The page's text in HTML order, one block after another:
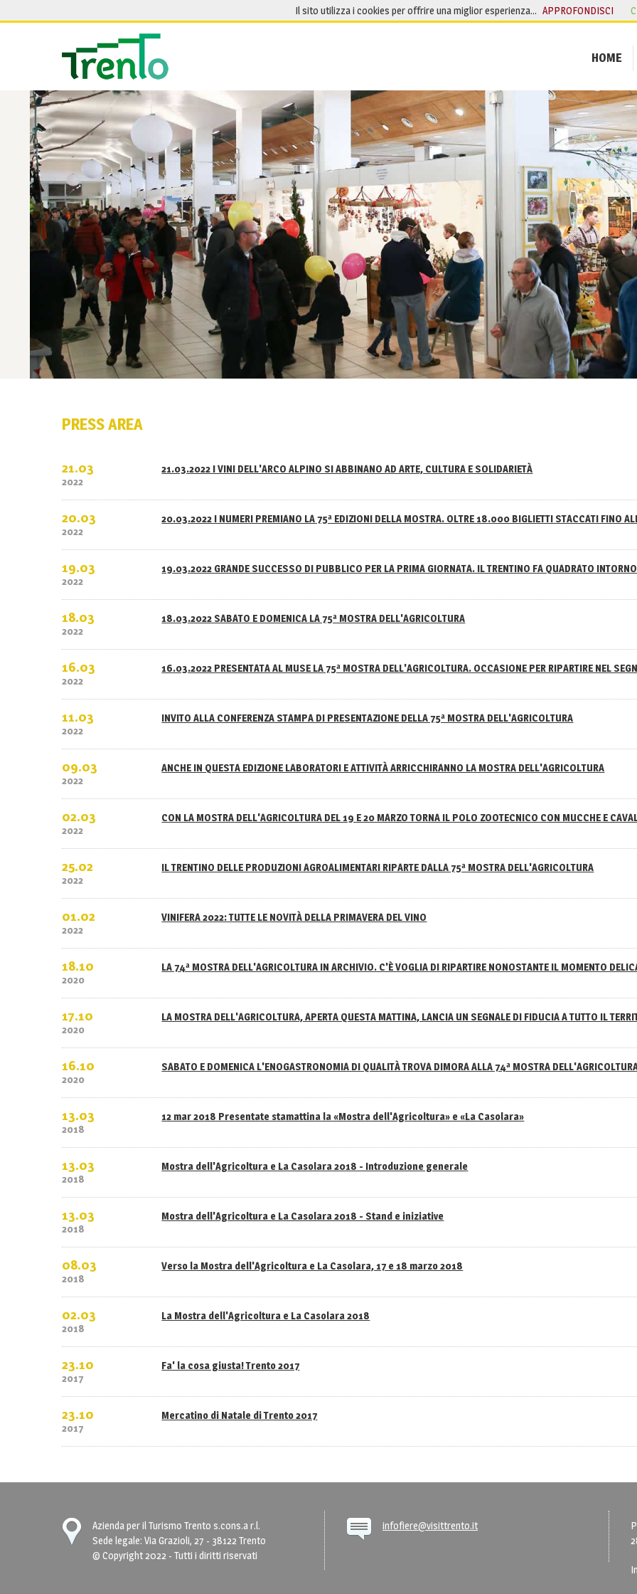
HOME
PRESS AREA
21.03
2022
21.03.2022 I VINI DELL'ARCO ALPINO SI ABBINANO AD ARTE, CULTURA E SOLIDARIETÀ
20.03
2022
20.03.2022 I NUMERI PREMIANO LA 75ª EDIZIONI DELLA MOSTRA. OLTRE 18.000 BIGLIETTI STACCATI FINO
19.03
2022
19.03.2022 GRANDE SUCCESSO DI PUBBLICO PER LA PRIMA GIORNATA. IL TRENTINO FA QUADRATO
18.03
2022
18.03.2022 SABATO E DOMENICA LA 75ª MOSTRA DELL'AGRICOLTURA
16.03
2022
16.03.2022 PRESENTATA AL MUSE LA 75ª MOSTRA DELL'AGRICOLTURA. OCCASIONE PER RIPARTIRE NEL
11.03
2022
INVITO ALLA CONFERENZA STAMPA DI PRESENTAZIONE DELLA 75ª MOSTRA DELL'AGRICOLTURA
09.03
2022
ANCHE IN QUESTA EDIZIONE LABORATORI E ATTIVITÀ ARRICCHIRANNO LA MOSTRA DELL'AGRICOLTURA
02.03
2022
CON LA MOSTRA DELL'AGRICOLTURA DEL 19 E 20 MARZO TORNA IL POLO ZOOTECNICO CON MUCCHE E
25.02
2022
IL TRENTINO DELLE PRODUZIONI AGROALIMENTARI RIPARTE DALLA 75ª MOSTRA DELL'AGRICOLTURA
01.02
2022
VINIFERA 2022: TUTTE LE NOVITÀ DELLA PRIMAVERA DEL VINO
18.10
2020
LA 74ª MOSTRA DELL'AGRICOLTURA IN ARCHIVIO. C'È VOGLIA DI RIPARTIRE NONOSTANTE IL MOMENTO
17.10
2020
LA MOSTRA DELL'AGRICOLTURA, APERTA QUESTA MATTINA, LANCIA UN SEGNALE DI FIDUCIA A TUTTO IL
16.10
2020
SABATO E DOMENICA L'ENOGASTRONOMIA DI QUALITÀ TROVA DIMORA ALLA 74ª MOSTRA
13.03
2018
12 mar 2018 Presentate stamattina la «Mostra dell'Agricoltura» e «La Casolara»
13.03
2018
Mostra dell'Agricoltura e La Casolara 2018 - Introduzione generale
13.03
2018
Mostra dell'Agricoltura e La Casolara 2018 - Stand e iniziative
08.03
2018
Verso la Mostra dell'Agricoltura e La Casolara, 17 e 18 marzo 2018
02.03
2018
La Mostra dell'Agricoltura e La Casolara 2018
23.10
2017
Fa' la cosa giusta! Trento 2017
23.10
2017
Mercatino di Natale di Trento 2017
Azienda per il Turismo Trento s.cons.a r.l.
Sede legale: Via Grazioli, 27 - 38122 Trento
© Copyright 2022 - Tutti i diritti riservati
infofiere@visittrento.it
Il sito utilizza i cookies per offrire una miglior esperienza… APPROFONDISCI